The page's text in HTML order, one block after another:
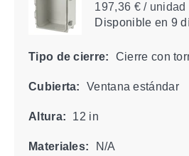
197,36 € / unidad
Disponibleen 9
Tipo de cierre: Cierre con
Cubierta: Ventana estándar
Altura: 12 in
Materiales: N/A